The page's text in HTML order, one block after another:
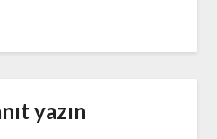
yazın